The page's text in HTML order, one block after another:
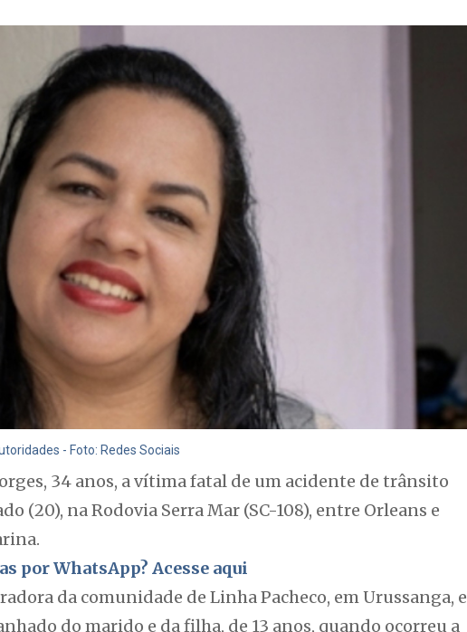
- Foto: Redes Sociais
34 anos, a vítima fatal de um acidente de trânsito
(20), na Rodovia Serra Mar (SC-108), entre Orleans e
por WhatsApp? Acesse aqui
da comunidade de Linha Pacheco, em Urussanga, e
do marido e da filha, de 13 anos, quando ocorreu a